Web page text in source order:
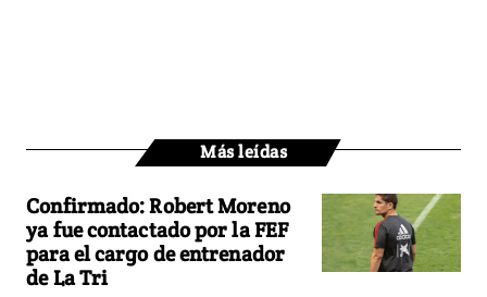
Más leídas
Confirmado: Robert Moreno
ya fue contactado por la FEF
para el cargo de entrenador
de La Tri